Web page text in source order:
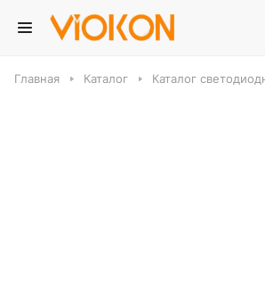
Главная Каталог Каталог